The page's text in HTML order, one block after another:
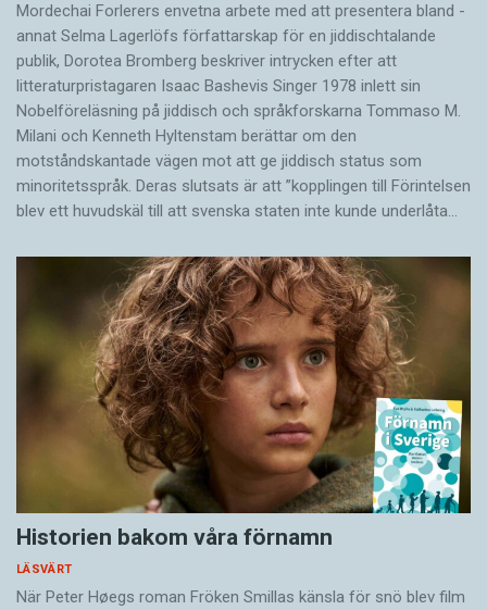
Morde­chai Forlerers envetna arbete med att presentera bland ­
annat Selma Lagerlöfs författarskap för en jiddisch­talande
publik, Dorotea Bromberg beskriver intrycken efter att
litteraturpristagaren Isaac Bashevis Singer 1978 inlett sin
Nobelföreläsning på jiddisch och språkforskarna Tommaso M.
Milani och Kenneth Hyltenstam berättar om den
motståndskantade vägen mot att ge jiddisch status som
minoritetsspråk. Deras slutsats är att ”kopplingen till Förintelsen
blev ett huvud­skäl till att svenska staten inte kunde underlåta…
Historien bakom våra förnamn
LÄSVÄRT
När Peter Høegs roman Fröken Smillas känsla för snö blev film